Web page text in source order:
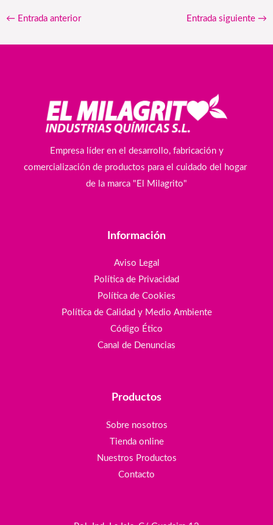
← Entrada anterior Entrada siguiente →
Empresa líder en el desarrollo, fabricación y
comercialización de productos para el cuidado del hogar
de la marca "El Milagrito"
Información
Aviso Legal
Política de Privacidad
Política de Cookies
Política de Calidad y Medio Ambiente
Código Ético
Canal de Denuncias
Productos
Sobre nosotros
Tienda online
Nuestros Productos
Contacto